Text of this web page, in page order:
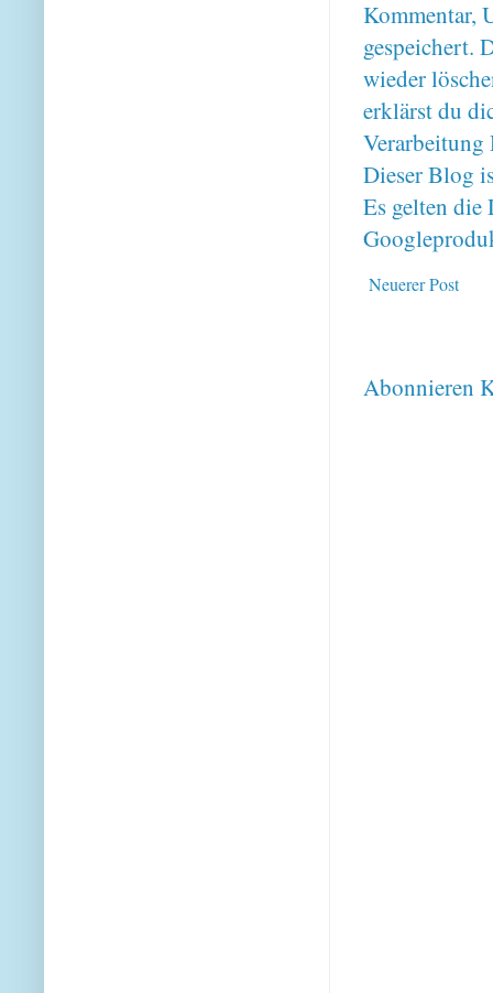
Kommentar,
gespeichert.
wieder
erklärst du
Verarbeitung
Dieser Blog
Es gelten
Neuerer Post
Abonnieren